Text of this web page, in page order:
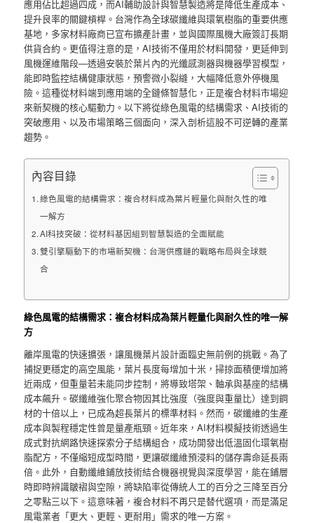
應用佔比超過四成，而AI輔助設計與智慧製造將是降低生產成本、
提升良率的關鍵槓桿。台灣作為全球碳纖維與環氧樹脂的重要供應
基地，多家材料廠商已宣布擴產計畫，並與國際風機大廠簽訂長期
供貨合約。更值得注意的是，AI技術不僅用於材料開發，更延伸到
風機運維階段—透過安裝於葉片內的光纖感測器與機器學習模型，
能即時監控結構健康狀態，預警微小裂縫，大幅降低意外停機風
險。這種從材料端到應用端的全鏈條智慧化，正是複合材料市場迎
來新契機的核心驅動力。以下將從綠色風電的結構需求、AI技術的
突破應用、以及市場策略三個面向，深入剖析這股不可逆轉的產業
趨勢。
內容目錄
綠色風電的結構需求：複合材料成為葉片輕量化與耐久性的唯
一解方
AI科技突破：從材料基因組到智慧製造的全面賦能
雙引擎驅動下的市場新契機：台灣供應鏈的戰略布局與全球競
合
綠色風電的結構需求：複合材料成為葉片輕量化與耐久性的唯一解
方
離岸風電的快速擴張，讓風機葉片設計面臨史無前例的挑戰。為了
捕捉更穩定的高空風能，葉片長度每增加十米，掃掠面積便增加將
近兩成，但重量若未能同步控制，將導致塔架、軸承與基座的結構
成本飆升。碳纖維強化聚合物因其比強度（強度與重量比）達到鋼
材的十倍以上，已成為超長葉片的標準材料。然而，碳纖維的生產
成本與製程穩定性曾是量產瓶頸。近年來，AI材料模擬技術透過生
成式對抗網路快速探索分子結構組合，成功開發出低溫固化環氧樹
脂配方，不僅縮短成型時間，更讓碳纖維預浸料的儲存壽命延長兩
倍。此外，自動纖維鋪放技術結合機器視覺與深度學習，能在鋪層
時即時辨識皺褶與空隙，將缺陷率從傳統人工的百分之三降至百分
之零點三以下。這意味著，複合材料不再只是替代選項，而是滿足
風電業者「更大、更輕、更耐用」需求的唯一方案。